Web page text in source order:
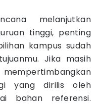
melanjutkan
tinggi, penting
kampus sudah
Jika masih
yang dirilis oleh
bahan referensi.